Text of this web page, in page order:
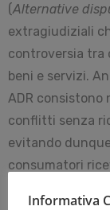
(Alternative
extragiudiziali
controversia tra
beni e servizi.
ADR consistono
conflitti senza
evitando
consumatori
Informativa